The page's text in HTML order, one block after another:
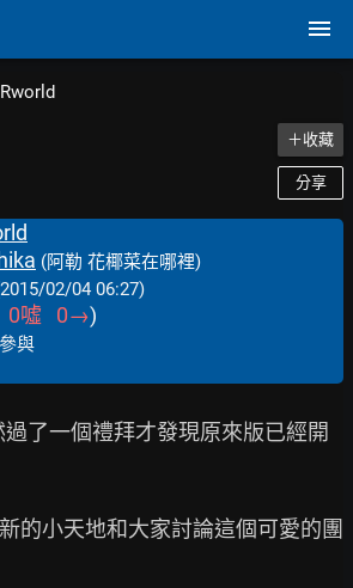
＋收藏
分享
(阿勒 花椰菜在哪裡)
02/04 06:27)
0噓 0→)
參與
了一個禮拜才發現原來版已經開
的小天地和大家討論這個可愛的團